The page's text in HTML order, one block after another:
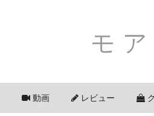
モ
動画 レビュー